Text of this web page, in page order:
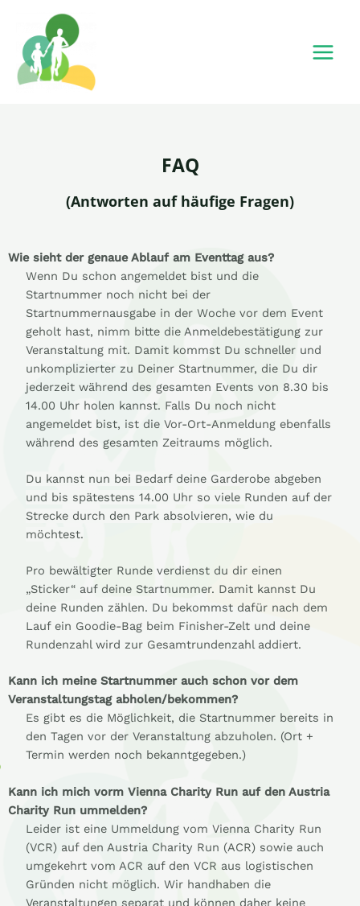
FAQ
(Antworten auf häufige Fragen)
Wie sieht der genaue Ablauf am Eventtag aus?
Wenn Du schon angemeldet bist und die
Startnummer noch nicht bei der
Startnummernausgabe in der Woche vor dem Event
geholt hast, nimm bitte die Anmeldebestätigung zur
Veranstaltung mit. Damit kommst Du schneller und
unkomplizierter zu Deiner Startnummer, die Du dir
jederzeit während des gesamten Events von 8.30 bis
14.00 Uhr holen kannst. Falls Du noch nicht
angemeldet bist, ist die Vor-Ort-Anmeldung ebenfalls
während des gesamten Zeitraums möglich.
Du kannst nun bei Bedarf deine Garderobe abgeben
und bis spätestens 14.00 Uhr so viele Runden auf der
Strecke durch den Park absolvieren, wie du
möchtest.
Pro bewältigter Runde verdienst du dir einen
„Sticker“ auf deine Startnummer. Damit kannst Du
deine Runden zählen. Du bekommst dafür nach dem
Lauf ein Goodie-Bag beim Finisher-Zelt und deine
Rundenzahl wird zur Gesamtrundenzahl addiert.
Kann ich meine Startnummer auch schon vor dem
Veranstaltungstag abholen/bekommen?
Es gibt es die Möglichkeit, die Startnummer bereits in
den Tagen vor der Veranstaltung abzuholen. (Ort +
Termin werden noch bekanntgegeben.)
Kann ich mich vorm Vienna Charity Run auf den Austria
Charity Run ummelden?
Leider ist eine Ummeldung vom Vienna Charity Run
(VCR) auf den Austria Charity Run (ACR) sowie auch
umgekehrt vom ACR auf den VCR aus logistischen
Gründen nicht möglich. Wir handhaben die
Veranstaltungen separat und können daher keine